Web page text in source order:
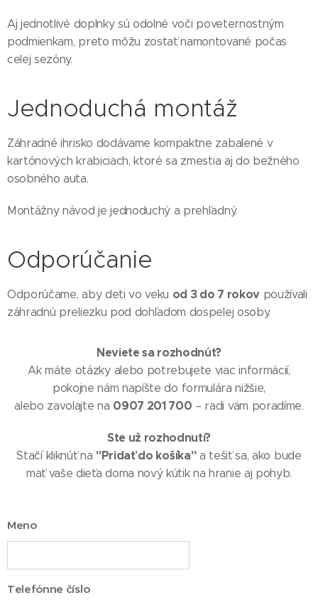
Aj jednotlivé doplnky sú odolné voči poveternostným
podmienkam, preto môžu zostať namontované počas
celej sezóny.
Jednoduchá montáž
Záhradné ihrisko dodávame kompaktne zabalené v
kartónových krabiciach, ktoré sa zmestia aj do bežného
osobného auta.
Montážny návod je jednoduchý a prehľadný.
Odporúčanie
Odporúčame, aby deti vo veku od 3 do 7 rokovpoužívali
záhradnú preliezku pod dohľadom dospelej osoby.
Neviete sa rozhodnúť?
Ak máte otázky alebo potrebujete viac informácií,
pokojne nám napíšte do formulára nižšie,
alebo zavolajte na 0907 201 700 – radi vám poradíme.
Ste už rozhodnutí?
Stačí kliknúť na "Pridať do košíka"a tešiť sa, ako bude
mať vaše dieťa doma nový kútik na hranie aj pohyb.
Meno
Telefónne číslo